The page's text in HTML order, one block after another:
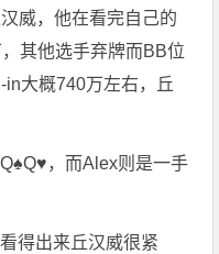
威，他在看完自己的
其他选手弃牌而BB位
大概740万左右，丘
，而Alex则是一手
得出来丘汉威很紧